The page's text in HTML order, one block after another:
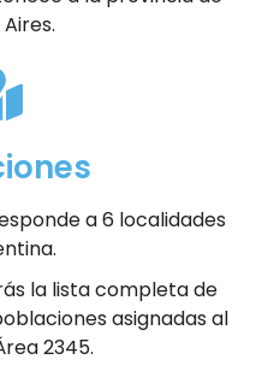
a 6 localidades
la lista completa de
asignadas al
2345.